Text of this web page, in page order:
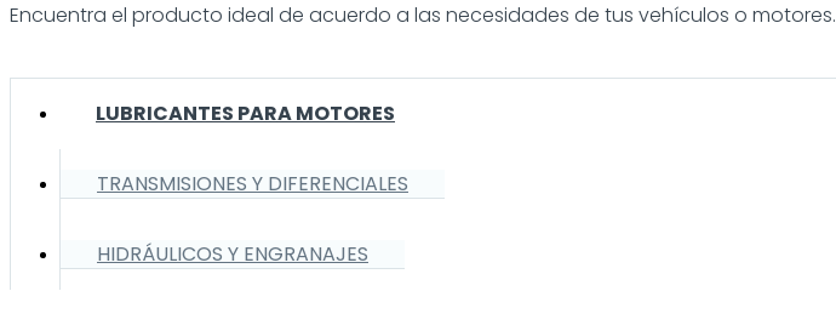
Encuentra el producto ideal de acuerdo a las necesidades de tus vehículos o motores.
LUBRICANTES PARA MOTORES
TRANSMISIONES Y DIFERENCIALES
HIDRÁULICOS Y ENGRANAJES